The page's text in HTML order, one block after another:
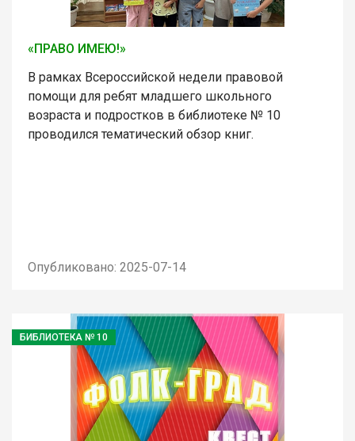
«ПРАВО ИМЕЮ!»
В рамках Всероссийской недели правовой
помощи для ребят младшего школьного
возраста и подростков в библиотеке № 10
проводился тематический обзор книг.
Опубликовано: 2025-07-14
БИБЛИОТЕКА № 10